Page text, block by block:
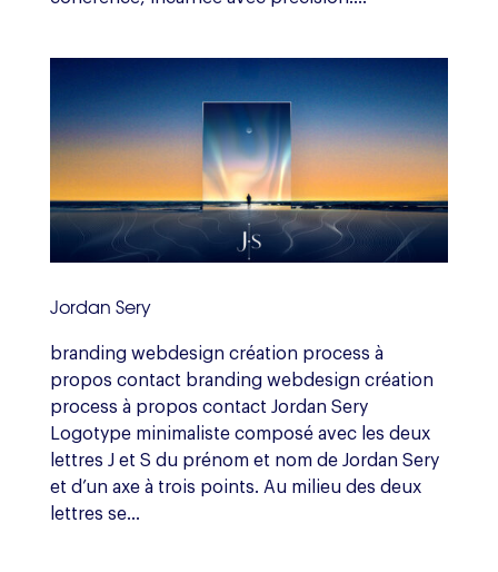
Jordan Sery
branding webdesign création process à
propos contact branding webdesign création
process à propos contact Jordan Sery
Logotype minimaliste composé avec les deux
lettres J et S du prénom et nom de Jordan Sery
et d’un axe à trois points. Au milieu des deux
lettres se...